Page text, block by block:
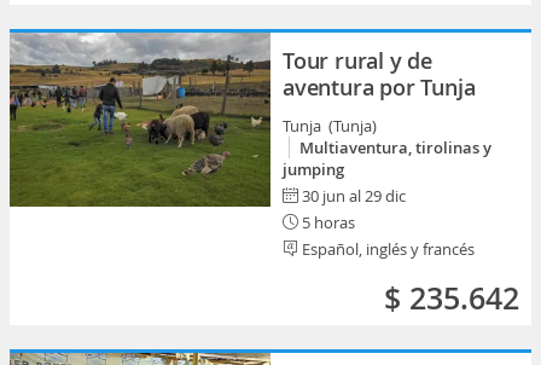
Tour rural y de
aventura por Tunja
Tunja (Tunja)
Multiaventura, tirolinas y
jumping
30 jun al 29 dic
5 horas
Español, inglés y francés
$ 235.642